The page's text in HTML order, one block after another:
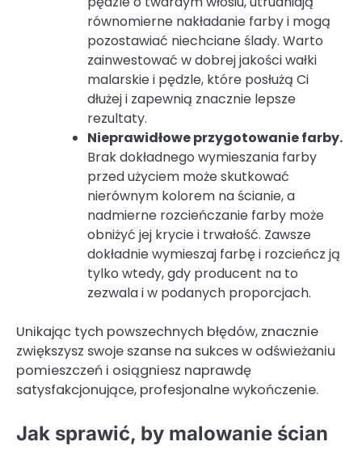
równomierne nakładanie farby i mogą
pozostawiać niechciane ślady. Warto
zainwestować w dobrej jakości wałki
malarskie i pędzle, które posłużą Ci
dłużej i zapewnią znacznie lepsze
rezultaty.
Nieprawidłowe przygotowanie farby.
Brak dokładnego wymieszania farby
przed użyciem może skutkować
nierównym kolorem na ścianie, a
nadmierne rozcieńczanie farby może
obniżyć jej krycie i trwałość. Zawsze
dokładnie wymieszaj farbę i rozcieńcz ją
tylko wtedy, gdy producent na to
zezwala i w podanych proporcjach.
Unikając tych powszechnych błędów, znacznie
zwiększysz swoje szanse na sukces w odświeżaniu
pomieszczeń i osiągniesz naprawdę
satysfakcjonujące, profesjonalne wykończenie.
Jak sprawić, by malowanie ścian